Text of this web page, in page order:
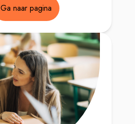
Ga naar pagina